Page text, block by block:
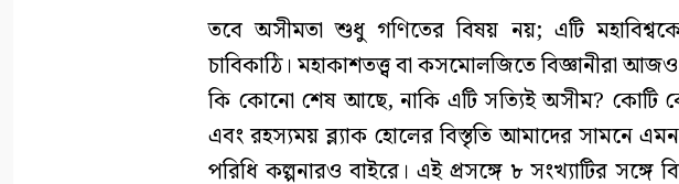
তবে অসীমতা শুধু গণিতের বিষয় নয়; এটি
চাবিকাঠি। মহাকাশতত্ত্ব বা কসমোলজিতে বিজ্ঞানীরা
কি কোনো শেষ আছে, নাকি এটি সত্যিই অসীম? কোটি
এবং রহস্যময় ব্ল্যাক হোলের বিস্তৃতি আমাদের সামনে
পরিধি কল্পনারও বাইরে। এই প্রসঙ্গে ৮ সংখ্যাটির সঙ্গে